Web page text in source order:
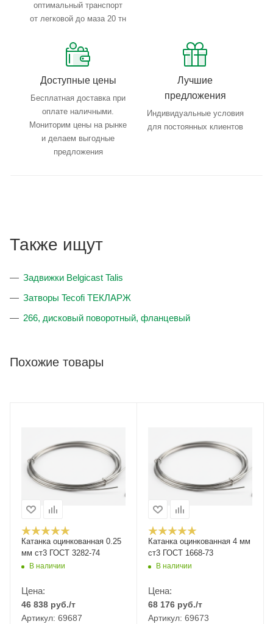
оптимальный транспорт
от легковой до маза 20 тн
Доступные цены
Бесплатная доставка при
оплате наличными.
Мониторим цены на рынке
и делаем выгодные
предложения
Лучшие
предложения
Индивидуальные условия
для постоянных клиентов
Также ищут
Задвижки Belgicast Talis
Затворы Tecofi ТЕКЛАРЖ
266, дисковый поворотный, фланцевый
Похожие товары
Катанка оцинкованная 0.25
мм ст3 ГОСТ 3282-74
В наличии
Цена:
46 838 руб./т
Артикул: 69687
Катанка оцинкованная 4 мм
ст3 ГОСТ 1668-73
В наличии
Цена:
68 176 руб./т
Артикул: 69673